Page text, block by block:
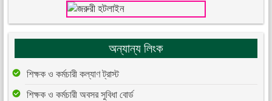
অন্যান্য লিংক
শিক্ষক ও কর্মচারী কল্যাণ ট্রাস্ট
শিক্ষক ও কর্মচারী অবসর সুবিধা বোর্ড